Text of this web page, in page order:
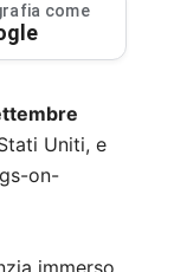
come
Uniti, e
on-